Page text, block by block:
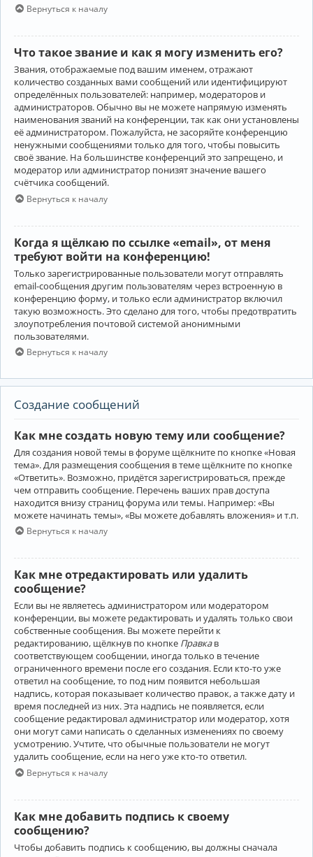
Вернуться к началу
Что такое звание и как я могу изменить его?
Звания, отображаемые под вашим именем, отражают
количество созданных вами сообщений или идентифицируют
определённых пользователей: например, модераторов и
администраторов. Обычно вы не можете напрямую изменять
наименования званий на конференции, так как они установлены
её администратором. Пожалуйста, не засоряйте конференцию
ненужными сообщениями только для того, чтобы повысить
своё звание. На большинстве конференций это запрещено, и
модератор или администратор понизят значение вашего
счётчика сообщений.
Вернуться к началу
Когда я щёлкаю по ссылке «email», от меня
требуют войти на конференцию!
Только зарегистрированные пользователи могут отправлять
email-сообщения другим пользователям через встроенную в
конференцию форму, и только если администратор включил
такую возможность. Это сделано для того, чтобы предотвратить
злоупотребления почтовой системой анонимными
пользователями.
Вернуться к началу
Создание сообщений
Как мне создать новую тему или сообщение?
Для создания новой темы в форуме щёлкните по кнопке «Новая
тема». Для размещения сообщения в теме щёлкните по кнопке
«Ответить». Возможно, придётся зарегистрироваться, прежде
чем отправить сообщение. Перечень ваших прав доступа
находится внизу страниц форума или темы. Например: «Вы
можете начинать темы», «Вы можете добавлять вложения» и т.п.
Вернуться к началу
Как мне отредактировать или удалить
сообщение?
Если вы не являетесь администратором или модератором
конференции, вы можете редактировать и удалять только свои
собственные сообщения. Вы можете перейти к
редактированию, щёлкнув по кнопке Правкав
соответствующем сообщении, иногда только в течение
ограниченного времени после его создания. Если кто-то уже
ответил на сообщение, то под ним появится небольшая
надпись, которая показывает количество правок, а также дату и
время последней из них. Эта надпись не появляется, если
сообщение редактировал администратор или модератор, хотя
они могут сами написать о сделанных изменениях по своему
усмотрению. Учтите, что обычные пользователи не могут
удалить сообщение, если на него уже кто-то ответил.
Вернуться к началу
Как мне добавить подпись к своему
сообщению?
Чтобы добавить подпись к сообщению, вы должны сначала